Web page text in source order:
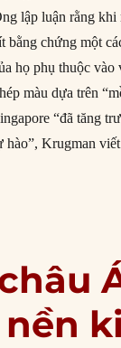
lập luận rằng
bằng chứng một
họ phụ thuộc
màu dựa trên
“đã tăng
hào”, Krugman